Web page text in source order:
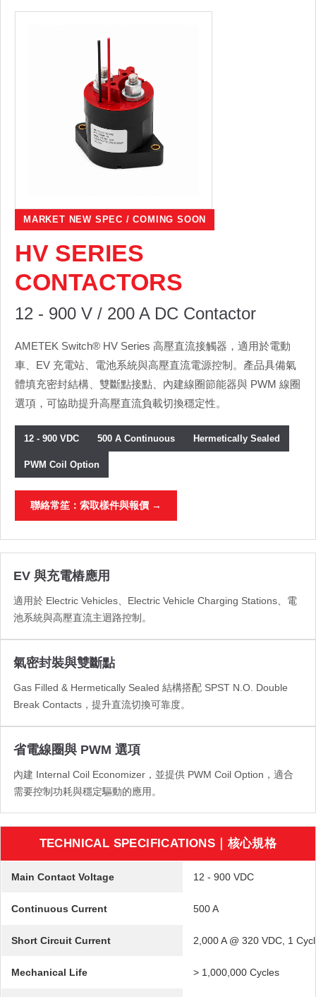
MARKET NEW SPEC / COMING SOON
HV SERIES
CONTACTORS
12 - 900 V / 200 A DC Contactor
AMETEK Switch® HV Series 高壓直流接觸器，適用於電動
車、EV 充電站、電池系統與高壓直流電源控制。產品具備氣
體填充密封結構、雙斷點接點、內建線圈節能器與 PWM 線圈
選項，可協助提升高壓直流負載切換穩定性。
12 - 900 VDC 500 A Continuous Hermetically Sealed
PWM Coil Option
聯絡常笙：索取樣件與報價 →
EV 與充電樁應用
適用於 Electric Vehicles、Electric Vehicle Charging Stations、電
池系統與高壓直流主迴路控制。
氣密封裝與雙斷點
Gas Filled & Hermetically Sealed 結構搭配 SPST N.O. Double
Break Contacts，提升直流切換可靠度。
省電線圈與 PWM 選項
內建 Internal Coil Economizer，並提供 PWM Coil Option，適合
需要控制功耗與穩定驅動的應用。
TECHNICAL SPECIFICATIONS｜核心規格
Main Contact Voltage 12 - 900 VDC
Continuous Current 500 A
Short Circuit Current 2,000 A @ 320 VDC, 1
Mechanical Life > 1,000,000 Cycles